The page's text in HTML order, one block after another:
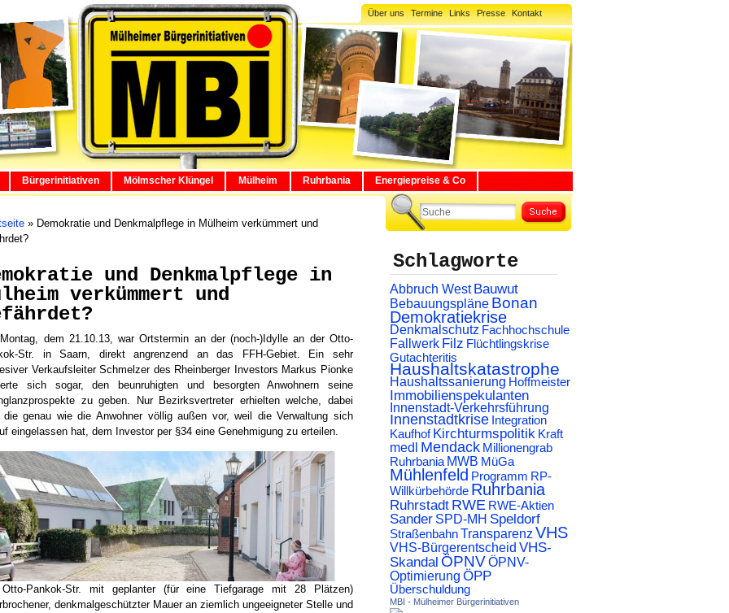
Über uns Termine Links Presse Kontakt
Bürgerinitiativen Mölmscher Klüngel Mülheim Ruhrbania Energiepreise & Co
» Demokratie und Denkmalpflege in Mülheim verkümmert und
und Denkmalpflege in
verkümmert und
dem 21.10.13, war Ortstermin an der (noch-)Idylle an der Otto-
Str. in Saarn, direkt angrenzend an das FFH-Gebiet. Ein sehr
Verkaufsleiter Schmelzer des Rheinberger Investors Markus Pionke
sich sogar, den beunruhigten und besorgten Anwohnern seine
zu geben. Nur Bezirksvertreter erhielten welche, dabei
die genau wie die Anwohner völlig außen vor, weil die Verwaltung sich
eingelassen hat, dem Investor per §34 eine Genehmigung zu erteilen.
Pankok-Str. mit geplanter (für eine Tiefgarage mit 28 Plätzen)
denkmalgeschützter Mauer an ziemlich ungeeigneter Stelle und
Schlagworte
Abbruch West Bauwut
Bebauungspläne Bonan
Demokratiekrise
Denkmalschutz Fachhochschule
Fallwerk Filz Flüchtlingskrise
Gutachteritis
Haushaltskatastrophe
Haushaltssanierung Hoffmeister
Immobilienspekulanten
Innenstadt-Verkehrsführung
Innenstadtkrise Integration
Kaufhof Kirchturmspolitik Kraft
medl Mendack Millionengrab
Ruhrbania MWB MüGa
Mühlenfeld Programm RP-
Willkürbehörde Ruhrbania
Ruhrstadt RWE RWE-Aktien
Sander SPD-MH Speldorf
StraßenbahnTransparenz VHS
VHS-Bürgerentscheid VHS-
Skandal ÖPNVÖPNV-
Optimierung ÖPP
Überschuldung
MBI - Mülheimer Bürgerinitiativen